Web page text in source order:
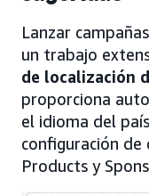
Lanzar
un trabajo
de localización
proporciona
el idioma del
configuración de
Products y